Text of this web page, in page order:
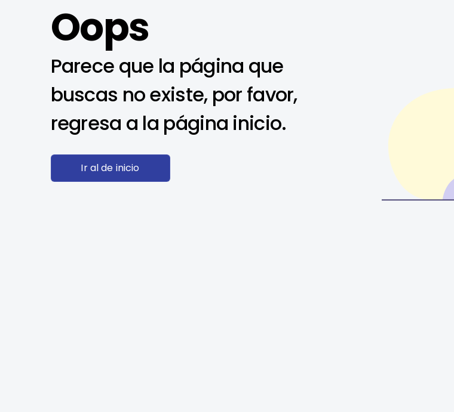
Oops
Parece que la página que
buscas no existe, por favor,
regresa a la página inicio.
Ir al de inicio